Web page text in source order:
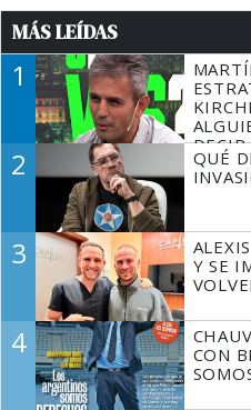
MÁS LEÍDAS
1
TIENE
2
QUÉ
3
Y SE
4
CON